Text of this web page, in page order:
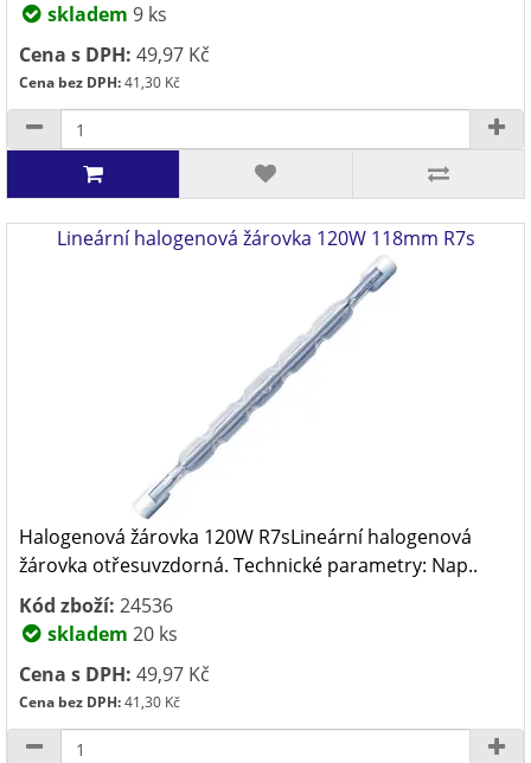
skladem 9 ks
Cena s DPH: 49,97 Kč
Cena bez DPH:41,30 Kč
Lineární halogenová žárovka 120W 118mm R7s
Halogenová žárovka 120W R7sLineární halogenová
žárovka otřesuvzdorná. Technické parametry: Nap..
Kód zboží: 24536
skladem 20 ks
Cena s DPH: 49,97 Kč
Cena bez DPH:41,30 Kč